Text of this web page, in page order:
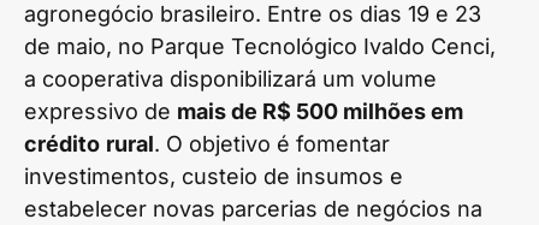
agronegócio brasileiro. Entre os dias 19 e 23
de maio, no Parque Tecnológico Ivaldo Cenci,
a cooperativa disponibilizará um volume
expressivo de mais de R$ 500 milhões em
crédito rural. O objetivo é fomentar
investimentos, custeio de insumos e
estabelecer novas parcerias de negócios na